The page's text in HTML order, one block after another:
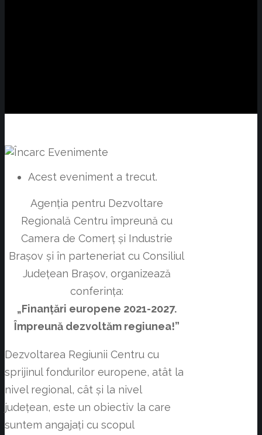
Acest eveniment a trecut.
Agenția pentru Dezvoltare
Regională Centru împreună cu
Camera de Comerț și Industrie
Brașov și în parteneriat cu Consiliul
Județean Brașov, organizează
conferința:
„Finanțări europene 2021-2027.
Împreună dezvoltăm regiunea!”
Dezvoltarea Regiunii Centru cu
sprijinul fondurilor europene, atât la
nivel regional, cât și la nivel
județean, este un obiectiv la care
suntem angajați cu scopul